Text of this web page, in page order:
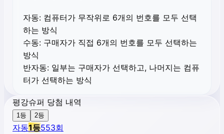
자동: 컴퓨터가 무작위로 6개의 번호를 모두 선택
하는 방식
수동: 구매자가 직접 6개의 번호를 모두 선택하는
방식
반자동: 일부는 구매자가 선택하고, 나머지는 컴퓨
터가 선택하는 방식
평강슈퍼 당첨 내역
1등 2등
자동1등553회